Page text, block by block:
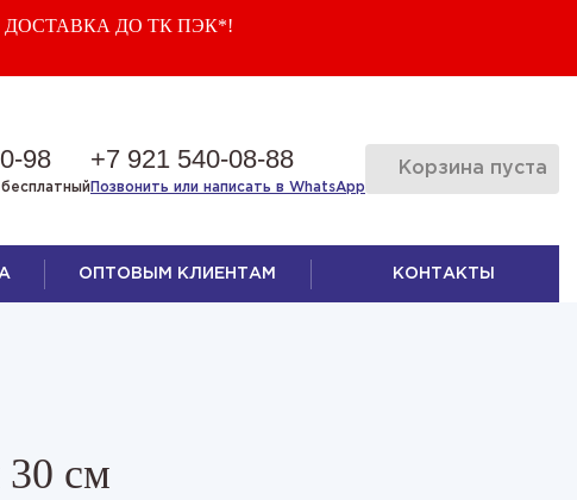
ДОСТАВКА ДО ТК ПЭК*!
98 +7 921 540-08-88
Позвонить или написать в WhatsApp
Корзина пуста
ОПТОВЫМ КЛИЕНТАМ КОНТАКТЫ
30 см